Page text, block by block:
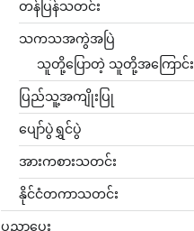
တန်ပြန်သတင်း
သကသအကွဲအပြဲ
သူတို့ပြောတဲ့ သူတို့အကြောင်း
ပြည်သူ့အကျိုးပြု
ပျော်ပွဲရွှင်ပွဲ
အားကစားသတင်း
နိုင်ငံတကာသတင်း
ပညာပေး